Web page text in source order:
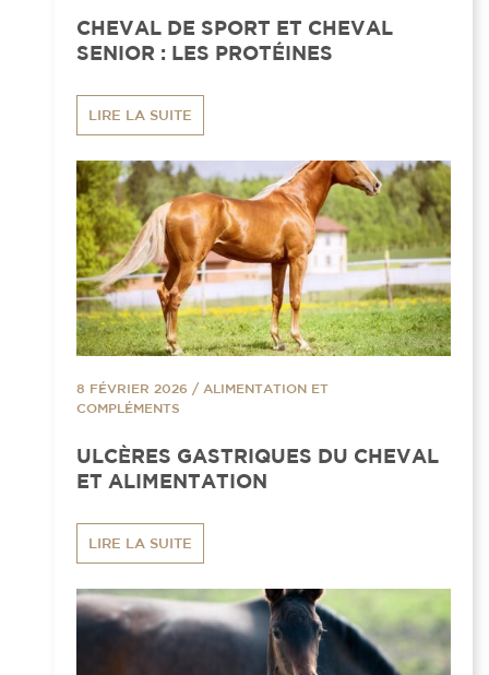
CHEVAL DE SPORT ET CHEVAL
SENIOR : LES PROTÉINES
LIRE LA SUITE
8 FÉVRIER 2026 / ALIMENTATION ET
COMPLÉMENTS
ULCÈRES GASTRIQUES DU CHEVAL
ET ALIMENTATION
LIRE LA SUITE